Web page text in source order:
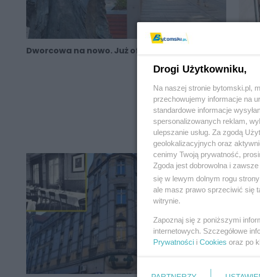
Dworcowa na nowo. Już oficjalnie
REKLAMA
Drogi Użytkowniku,
Na naszej stronie bytomski.pl,
przechowujemy informacje na
standardowe informacje
spersonalizowanych reklam,
ulepszanie usług. Za zgodą
geolokalizacyjnych oraz
cenimy Twoją prywatność,
Zgoda jest dobrowolna i
się w lewym dolnym rogu strony
ale masz prawo sprzeciwić się
witrynie.
Zapoznaj się z poniższymi
internetowych. Szczegółowe
Prywatności i Cookies oraz po